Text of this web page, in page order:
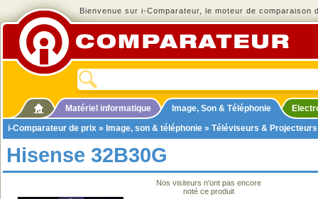
Bienvenue sur i-Comparateur, le moteur de comparaison
Matériel informatique Image, Son & Téléphonie
i-Comparateur de prix » Image, son & téléphonie » Téléviseurs & Projecteurs
Hisense 32B30G
Nos visiteurs n'ont pas encore
noté ce produit